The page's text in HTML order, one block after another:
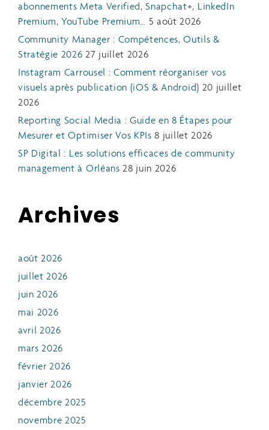
abonnements Meta Verified, Snapchat+, LinkedIn
Premium, YouTube Premium… 5 août 2026
Community Manager : Compétences, Outils &
Stratégie 2026 27 juillet 2026
Instagram Carrousel : Comment réorganiser vos
visuels après publication (iOS & Android) 20 juillet
2026
Reporting Social Media : Guide en 8 Étapes pour
Mesurer et Optimiser Vos KPIs 8 juillet 2026
SP Digital : Les solutions efficaces de community
management à Orléans 28 juin 2026
Archives
août 2026
juillet 2026
juin 2026
mai 2026
avril 2026
mars 2026
février 2026
janvier 2026
décembre 2025
novembre 2025